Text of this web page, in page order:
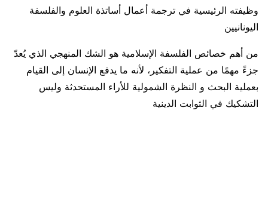
وظيفته الرئيسية في ترجمة أعمال أساتذة العلوم والفلسفة
اليونانيين
من أهم خصائص الفلسفة الإسلامية هو الشك المنهجي الذي يُعدّ
جزءً مهمًا من عملية التفكير، لأنه ما يدفع الإنسان إلى القيام
بعملية البحث و النظرة الشمولية للأراء المستحدثة وليس
التشكيك في الثوابت الدينية